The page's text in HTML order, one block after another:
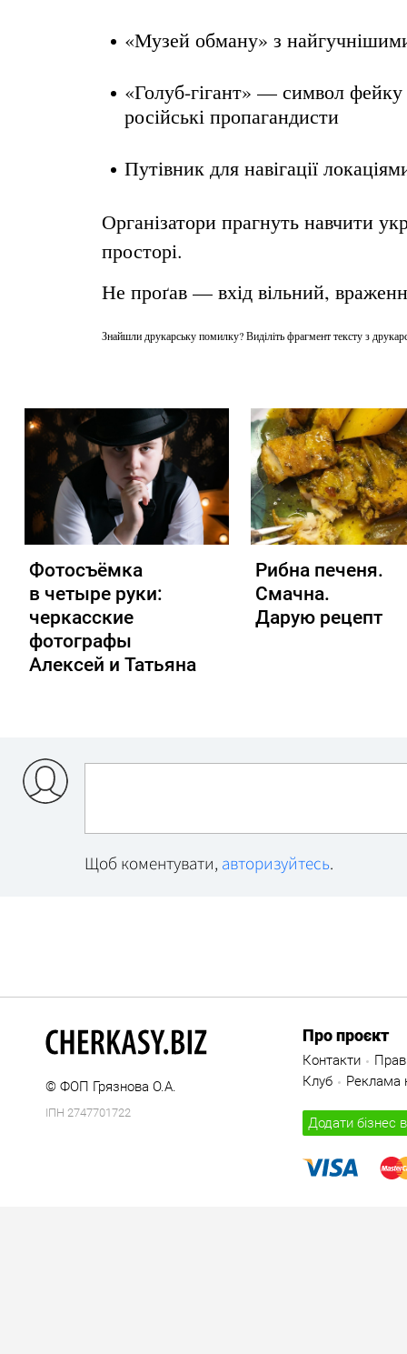
«Музей обману» з
«Голуб-гігант» — символ
російські пропагандисти
Путівник для навігації
Організатори прагнуть навчити
просторі.
Не проґав — вхід вільний,
Знайшли друкарську помилку? Виділіть фрагмент тексту з
Фотосъёмка
в четыре руки:
черкасские
фотографы
Алексей и Татьяна
Рибна печеня.
Смачна.
Дарую рецепт
Щоб коментувати, авторизуйтесь.
© ФОП Грязнова О.А.
ІПН 2747701722
Про проєкт
Контакти
Клуб
Реклама
Додати бізнес